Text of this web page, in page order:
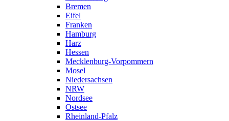
Bremen
Eifel
Franken
Hamburg
Harz
Hessen
Mecklenburg-Vorpommern
Mosel
Niedersachsen
NRW
Nordsee
Ostsee
Rheinland-Pfalz